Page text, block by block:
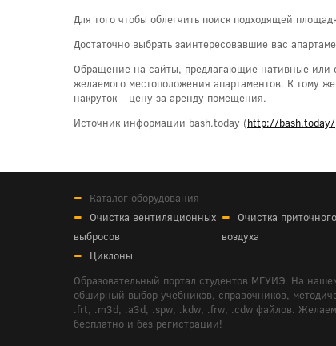
Для того чтобы облегчить поиск подходящей
Достаточно выбрать заинтересовавшие вас
Обращение на сайты, предлагающие нативные или
желаемого местоположения апартаментов. К тому
накруток – цену за аренду помещения.
Источник информации bash.today (http://bash.today/
Каталог оборудования
Очистка вентиляционных
выбросов
Очистка приточного
воздуха
Циклоны
Образовательный портал студентов МГУИЭ. На
обширный выбор учебников, справочников,
.frt, .m3d, .a3d, .spw, .kdw, .frw, .cdw файлов.
бесплатно и без регистрации!